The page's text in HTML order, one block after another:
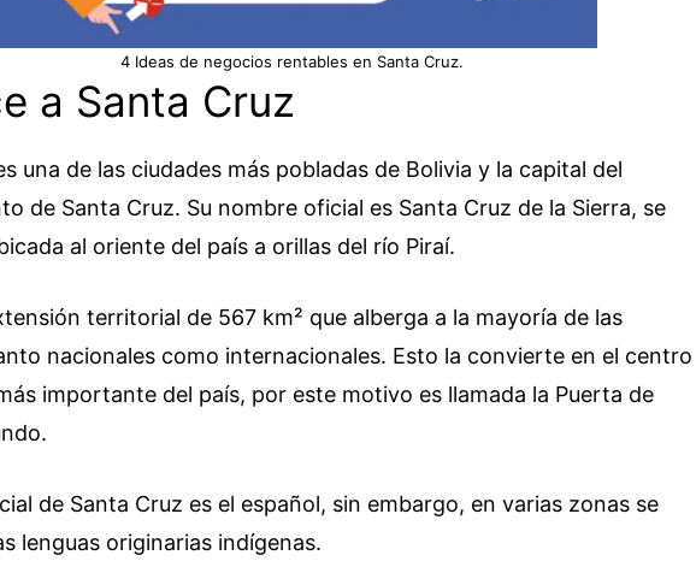
4 Ideas de negocios rentables en Santa Cruz.
a Santa Cruz
una de las ciudades más pobladas de Bolivia y la capital del
de Santa Cruz. Su nombre oficial es Santa Cruz de la Sierra, se
al oriente del país a orillas del río Piraí.
territorial de 567 km² que alberga a la mayoría de las
nacionales como internacionales. Esto la convierte en el centro
importante del país, por este motivo es llamada la Puerta de
de Santa Cruz es el español, sin embargo, en varias zonas se
lenguas originarias indígenas.